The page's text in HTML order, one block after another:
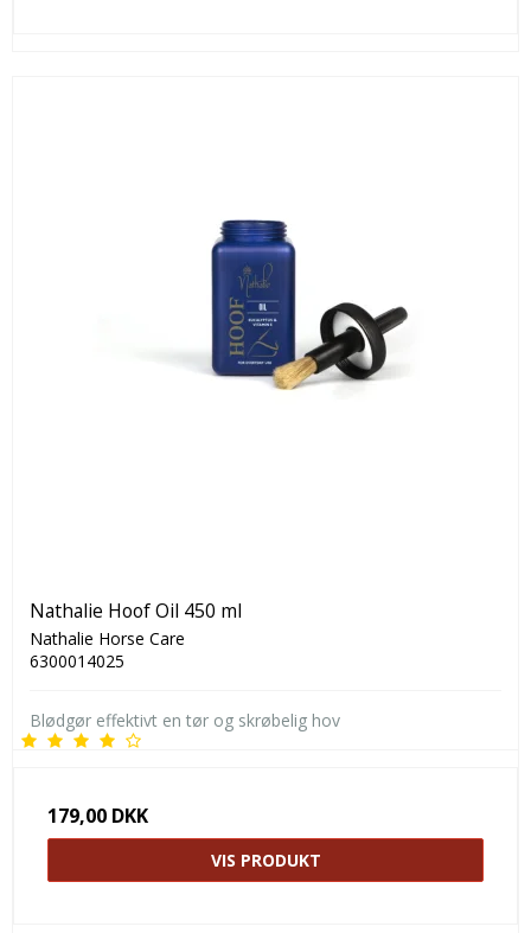
Nathalie Hoof Oil 450 ml
Nathalie Horse Care
6300014025
Blødgør effektivt en tør og skrøbelig hov
179,00 DKK
VIS PRODUKT